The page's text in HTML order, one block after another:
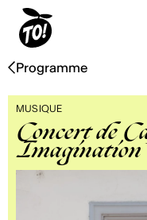
Programme
MUSIQUE
Concert de
Imagination